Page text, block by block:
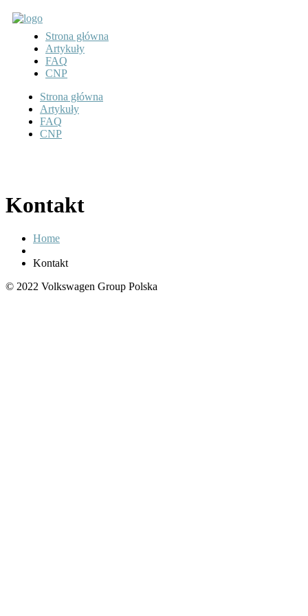
Strona główna
Artykuły
FAQ
CNP
Strona główna
Artykuły
FAQ
CNP
Kontakt
Home
Kontakt
© 2022 Volkswagen Group Polska